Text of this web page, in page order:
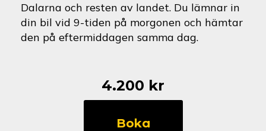
Dalarna och resten av landet. Du lämnar in
din bil vid 9-tiden på morgonen och hämtar
den på eftermiddagen samma dag.
4.200 kr
Renault
Boka